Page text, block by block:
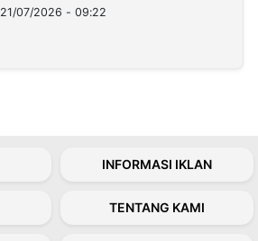
21/07/2026 - 09:22
INFORMASI IKLAN
TENTANG KAMI